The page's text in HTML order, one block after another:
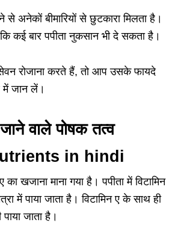
से अनेकों बीमारियों से छुटकारा मिलता है।
कि कई बार पपीता नुकसान भी दे सकता है।
रोजाना करते हैं, तो आप उसके फायदे
जान लें।
जाने वाले पोषक तत्व
in hindi
का खजाना माना गया है। पपीता में विटामिन
में पाया जाता है। विटामिन ए के साथ ही
जाता है।